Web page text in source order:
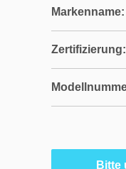
Markenname:
Zertifizierung:
Bitte